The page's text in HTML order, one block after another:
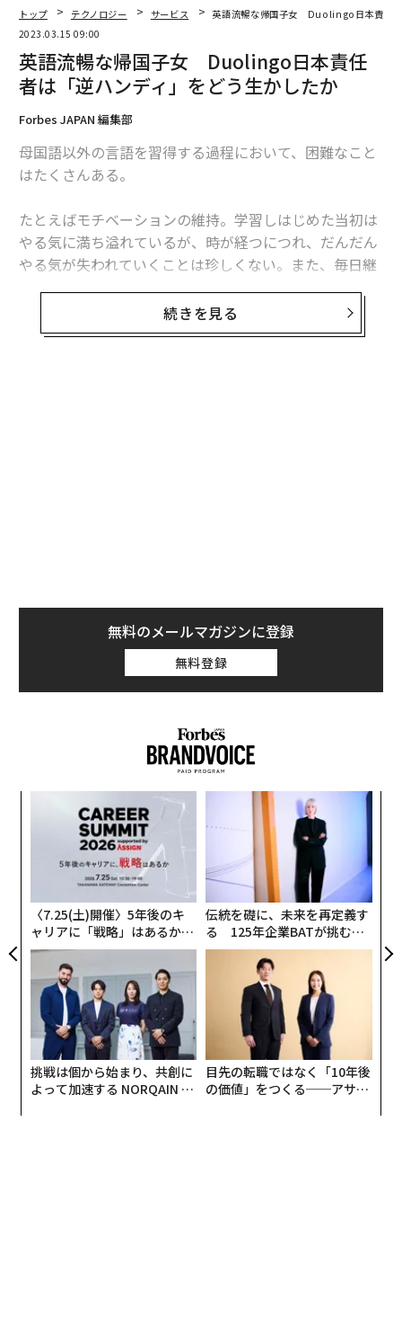
トップ テクノロジー サービス
英語流暢な帰国子女 Duolingo日本責任者
2023.03.15 09:00
英語流暢な帰国子女 Duolingo日本責任
者は「逆ハンディ」をどう生かしたか
Forbes JAPAN 編集部
母国語以外の言語を習得する過程において、困難なこと
はたくさんある。
たとえばモチベーションの維持。学習しはじめた当初は
やる気に満ち溢れているが、時が経つにつれ、だんだん
やる気が失われていくことは珍しくない。また、毎日継
続して学習を行うということも、非常にハードルが高
AIが「勉強をやめさせてくれない」 語学アプリDuoling
プッシュ通知許諾率アップは「事前の科学的説
──ユーザーに毎日の継続した学習を行ってもらうため
の「Duolingoプッシュ通知」が特徴的です。どこまでも
追いかけてくる、いつでも「かまってかまって」と注意
を喚起してくるので、Twitterではあるユーザーが「メ
ンヘラ彼女みたい」とつぶやいていますよね（笑）。日
本において意識していることや工夫したことはあります
か？
毎日継続して学習を行ってもらうためには、プッシュ通
知を開封してDuolingoを利用してもらうというといった
ことが重要です。
それだけではなく、プッシュ通知の承諾率をあげるとい
うことも大事になってきます。
続きを見る
無料のメールマガジンに登録
無料登録
〈7.25(土)開催〉5年後のキ
ャリアに「戦略」はあるか。
トップエグゼクティブのキャ
リアに触れる1日│CAREER S
UMMIT 2026
伝統を礎に、未来を再定義す
る 125年企業BATが挑むス
モークレスな未来
挑戦は個から始まり、共創に
よって加速する NORQAIN JA
目先の転職ではなく「10年後
の価値」をつくる──アサイ